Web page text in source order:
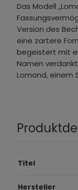
Das Modell
Version des
eine zartere
begeistert mit
Namen
Lomond, einem
Titel
Hersteller